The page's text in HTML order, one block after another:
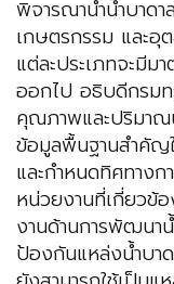
พิจารณานำน้ำบาดา
เกษตรกรรม และอุ
แต่ละประเภทจะมี
ออกไป อธิบดีกรมท
คุณภาพและปริมาณ
ข้อมูลพื้นฐานสำคัญ
และกำหนดทิศทาง
หน่วยงานที่เกี่ยวข้
งานด้านการพัฒนา
ป้องกันแหล่งน้ำบา